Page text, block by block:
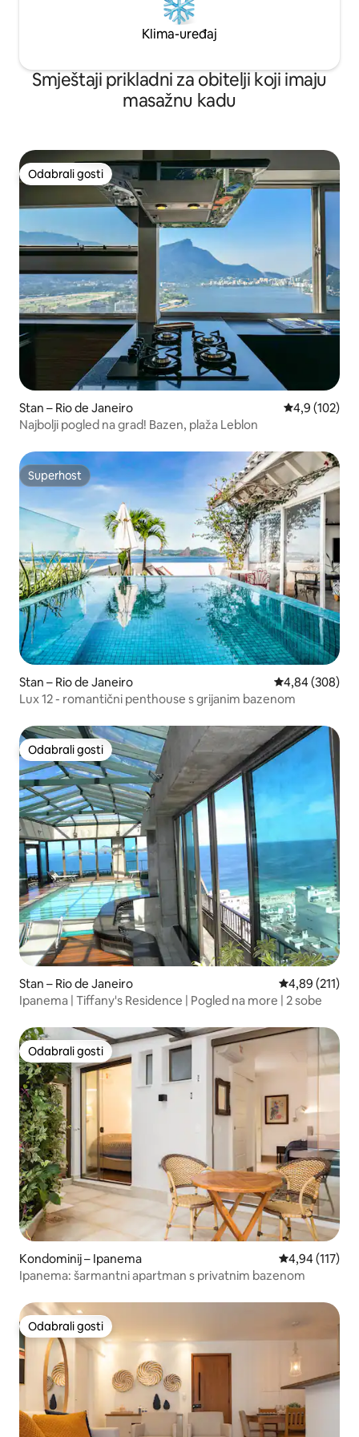
Klima-uređaj
Smještaji prikladni za obitelji koji imaju
masažnu kadu
Odabrali gosti
Odabrali gosti
Stan – Rio de Janeiro Prosječna
4,9 (102)
Najbolji pogled na grad! Bazen, plaža Leblon
Superhost
Superhost
Stan – Rio de Janeiro Prosječna
4,84 (308)
Lux 12 - romantični penthouse s grijanim bazenom
Odabrali gosti
Odabrali gosti
Stan – Rio de Janeiro Prosječna
4,89 (211)
Ipanema | Tiffany's Residence | Pogled na more | 2 sobe
Odabrali gosti
Odabrali gosti
Kondominij – Ipanema Prosječna
4,94 (117)
Ipanema: šarmantni apartman s privatnim bazenom
Odabrali gosti
Odabrali gosti